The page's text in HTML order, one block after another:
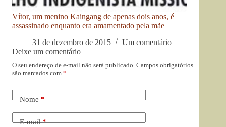
Vítor, um menino Kaingang de apenas dois anos, é
assassinado enquanto era amamentado pela mãe
31 de dezembro de 2015
Um comentário
Deixe um comentário
O seu endereço de e-mail não será publicado. Campos obrigatórios
são marcados com *
Nome*
E-mail*